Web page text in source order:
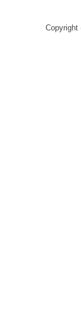
Copyright